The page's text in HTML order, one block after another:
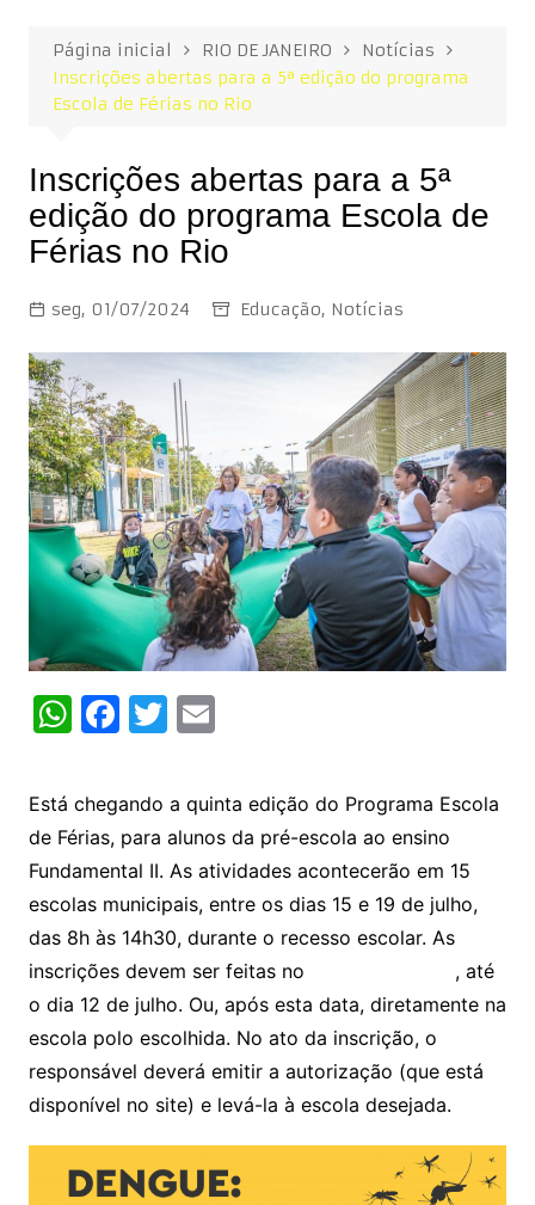
Página inicial RIO DE JANEIRO
Notícias
Inscrições abertas para a 5ª edição do programa
Escola de Férias no Rio
Inscrições abertas para a 5ª
edição do programa Escola de
Férias no Rio
seg, 01/07/2024 Educação, Notícias
W
at
s
A
p
p
F
c
e
b
o
o
k
T
itt
er
E
ai
l
Está chegando a quinta edição do Programa Escola
de Férias, para alunos da pré-escola ao ensino
Fundamental II. As atividades acontecerão em 15
escolas municipais, entre os dias 15 e 19 de julho,
das 8h às 14h30, durante o recesso escolar. As
inscrições devem ser feitas no
, até
o dia 12 de julho. Ou, após esta data, diretamente na
escola polo escolhida. No ato da inscrição, o
responsável deverá emitir a autorização (que está
disponível no site) e levá-la à escola desejada.